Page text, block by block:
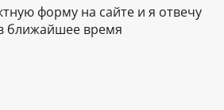
форму на сайте и я отвечу
ближайшее время